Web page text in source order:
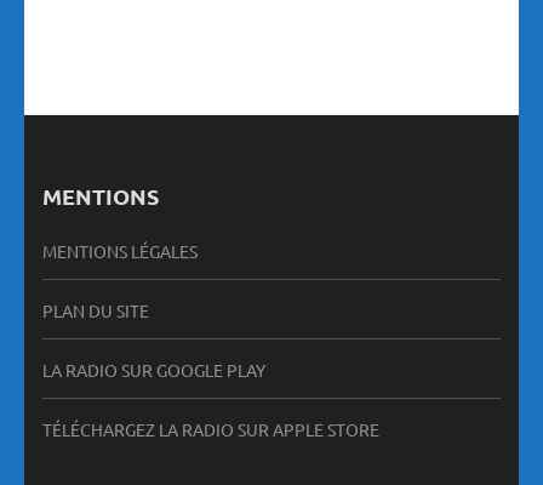
MENTIONS
MENTIONS LÉGALES
PLAN DU SITE
LA RADIO SUR GOOGLE PLAY
TÉLÉCHARGEZ LA RADIO SUR APPLE STORE